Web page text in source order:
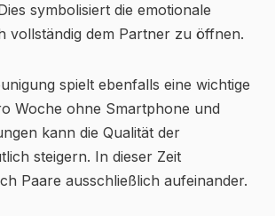
symbolisiert die emotionale
vollständig dem Partner zu öffnen.
spielt ebenfalls eine wichtige
Woche ohne Smartphone und
kann die Qualität der
steigern. In dieser Zeit
Paare ausschließlich aufeinander.